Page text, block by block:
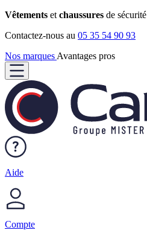
Vêtements et chaussures de sécurité
Contactez-nous au 05 35 54 90 93
Nos marques Avantages pros
Aide
Compte